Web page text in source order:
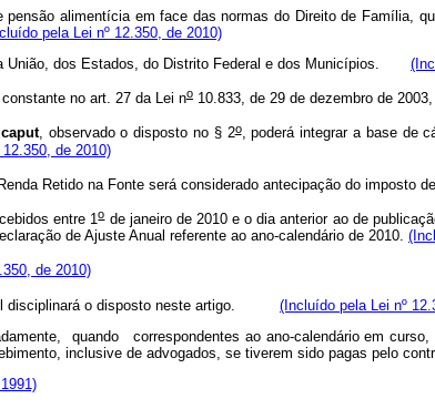
pensão alimentícia em face das normas do Direito de Família,
pela Lei nº 12.350, de 2010)
União, dos Estados, do Distrito Federal e dos Municípios.
no art. 27 da Lei no 10.833, de 29 de dezembro de
caput, observado o disposto no § 2o, poderá integrar a base de
de 2010)
Retido na Fonte será considerado antecipação do imposto
entre 1ode janeiro de 2010 e o dia anterior ao de
de Ajuste Anual referente ao ano-calendário de 2010.
de 2010)
disciplinará o disposto neste artigo. (Incluído pela Lei nº
quando correspondentes ao ano-calendário em
inclusive de advogados, se tiverem sido pagas pelo